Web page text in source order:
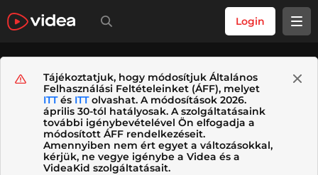
Login
Tájékoztatjuk, hogy módosítjuk Általános
Felhasználási Feltételeinket (ÁFF), melyet
ITTés ITTolvashat. A módosítások 2026.
április 30-tól hatályosak. A szolgáltatásaink
további igénybevételével Ön elfogadja a
módosított ÁFF rendelkezéseit.
Amennyiben nem ért egyet a változásokkal,
kérjük, ne vegye igénybe a Videa és a
VideaKid szolgáltatásait.